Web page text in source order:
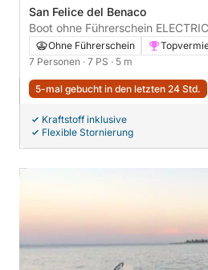
San Felice del Benaco
Boot ohne Führerschein ELECTRIC BOAT 5 metri
7PSOhne Führerschein
7 Personen · 7 PS · 5 m
5-mal gebucht in den letzten 24 Std.
Kraftstoff inklusive
Flexible Stornierung